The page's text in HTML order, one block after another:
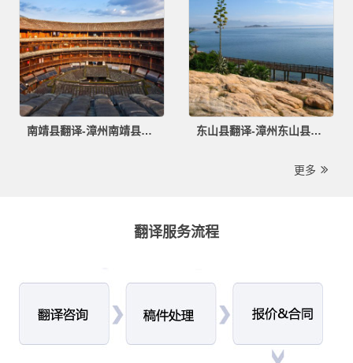
南靖县翻译-漳州南靖县翻译公司 东山县翻译-漳州东山县翻译公司
更多
翻译服务流程